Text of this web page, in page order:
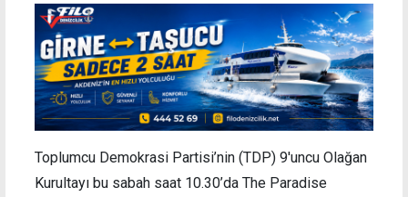
Toplumcu Demokrasi Partisi’nin (TDP) 9'uncu Olağan
Kurultayı bu sabah saat 10.30’da The Paradise